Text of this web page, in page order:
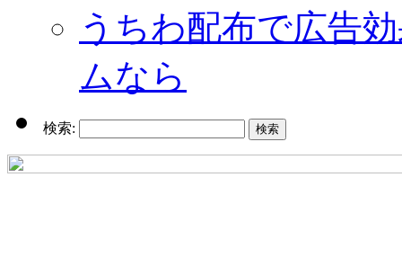
うちわ配布で広告
ムなら
検索: